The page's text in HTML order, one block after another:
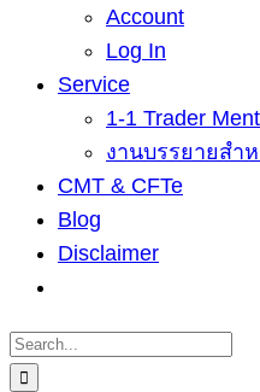
Account
Log In
Service
1-1 Trader
งานบรรยายสำ
CMT & CFTe
Blog
Disclaimer
Search
for: